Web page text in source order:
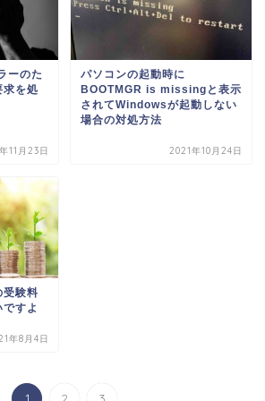
ーのた
求を処
11月23日
パソコンの起動時に
BOOTMGR is missingと表示
されてWindowsが起動しない
場合の対処方法
2021年10月24日
受験料
すよ
年8月4日